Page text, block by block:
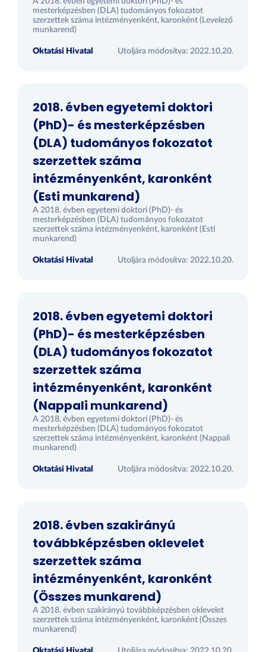
mesterképzésben (DLA) tudományos fokozatot
szerzettek száma intézményenként, karonként (Levelező
munkarend)
Oktatási Hivatal Utoljára módosítva: 2022.10.20.
2018. évben egyetemi doktori
(PhD)- és mesterképzésben
(DLA) tudományos fokozatot
szerzettek száma
intézményenként, karonként
(Esti munkarend)
A 2018. évben egyetemi doktori (PhD)- és
mesterképzésben (DLA) tudományos fokozatot
szerzettek száma intézményenként, karonként (Esti
munkarend)
Oktatási Hivatal Utoljára módosítva: 2022.10.20.
2018. évben egyetemi doktori
(PhD)- és mesterképzésben
(DLA) tudományos fokozatot
szerzettek száma
intézményenként, karonként
(Nappali munkarend)
A 2018. évben egyetemi doktori (PhD)- és
mesterképzésben (DLA) tudományos fokozatot
szerzettek száma intézményenként, karonként (Nappali
munkarend)
Oktatási Hivatal Utoljára módosítva: 2022.10.20.
2018. évben szakirányú
továbbképzésben oklevelet
szerzettek száma
intézményenként, karonként
(Összes munkarend)
A 2018. évben szakirányú továbbképzésben oklevelet
szerzettek száma intézményenként, karonként (Összes
munkarend)